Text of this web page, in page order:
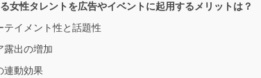
女性タレントを広告やイベントに起用するメリットは？
テイメント性と話題性
露出の増加
連動効果